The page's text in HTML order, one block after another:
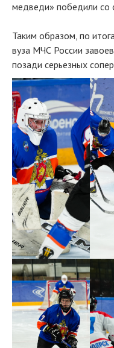
медведи» победили со
Таким образом, по
вуза МЧС России
позади серьезных